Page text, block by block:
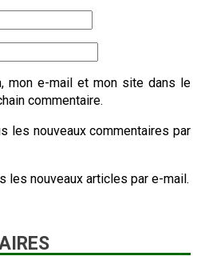
mon e-mail et mon site dans le
commentaire.
les nouveaux commentaires par
les nouveaux articles par e-mail.